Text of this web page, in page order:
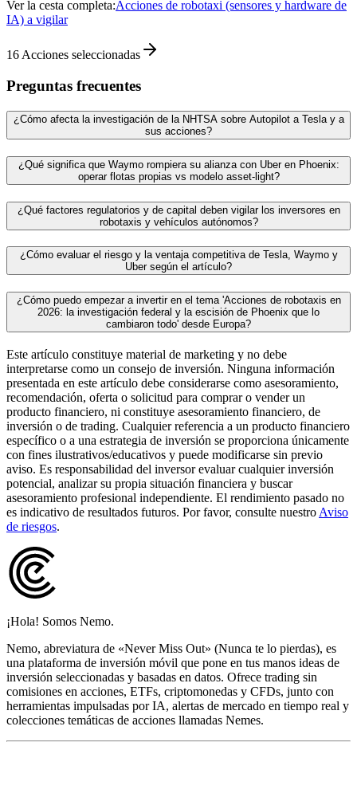
Ver la cesta completa:Acciones de robotaxi (sensores y hardware de
IA) a vigilar
16 Acciones seleccionadas
Preguntas frecuentes
¿Cómo afecta la investigación de la NHTSA sobre Autopilot a Tesla y a
sus acciones?
¿Qué significa que Waymo rompiera su alianza con Uber en Phoenix:
operar flotas propias vs modelo asset-light?
¿Qué factores regulatorios y de capital deben vigilar los inversores en
robotaxis y vehículos autónomos?
¿Cómo evaluar el riesgo y la ventaja competitiva de Tesla, Waymo y
Uber según el artículo?
¿Cómo puedo empezar a invertir en el tema 'Acciones de robotaxis en
2026: la investigación federal y la escisión de Phoenix que lo
cambiaron todo' desde Europa?
Este artículo constituye material de marketing y no debe
interpretarse como un consejo de inversión. Ninguna información
presentada en este artículo debe considerarse como asesoramiento,
recomendación, oferta o solicitud para comprar o vender un
producto financiero, ni constituye asesoramiento financiero, de
inversión o de trading. Cualquier referencia a un producto financiero
específico o a una estrategia de inversión se proporciona únicamente
con fines ilustrativos/educativos y puede modificarse sin previo
aviso. Es responsabilidad del inversor evaluar cualquier inversión
potencial, analizar su propia situación financiera y buscar
asesoramiento profesional independiente. El rendimiento pasado no
es indicativo de resultados futuros. Por favor, consulte nuestro Aviso
de riesgos.
¡Hola! Somos Nemo.
Nemo, abreviatura de «Never Miss Out» (Nunca te lo pierdas), es
una plataforma de inversión móvil que pone en tus manos ideas de
inversión seleccionadas y basadas en datos. Ofrece trading sin
comisiones en acciones, ETFs, criptomonedas y CFDs, junto con
herramientas impulsadas por IA, alertas de mercado en tiempo real y
colecciones temáticas de acciones llamadas Nemes.